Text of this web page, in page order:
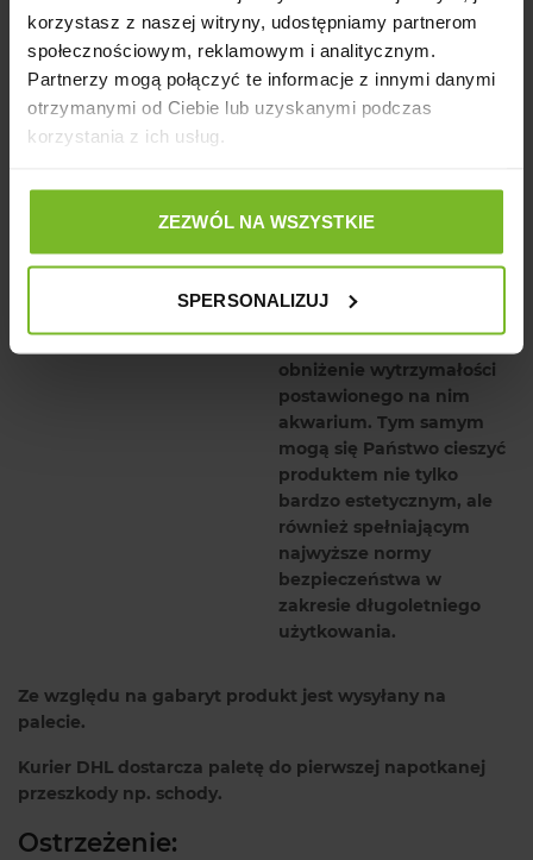
korzystasz z naszej witryny, udostępniamy partnerom
społecznościowym, reklamowym i analitycznym.
Partnerzy mogą połączyć te informacje z innymi danymi
otrzymanymi od Ciebie lub uzyskanymi podczas
korzystania z ich usług.
ZEZWÓL NA WSZYSTKIE
SPERSONALIZUJ
Ze względów estetycznych
szafka została
zaprojektowana tak, aby
idealnie zlicować front
zbiornika z zamkniętymi
to, stosowane przez nas z
powodzeniem od 2014
obniżenie wytrzymałości
postawionego na nim
akwarium. Tym samym
mogą się Państwo cieszyć
produktem nie tylko
bardzo estetycznym, ale
również spełniającym
najwyższe normy
bezpieczeństwa w
zakresie długoletniego
użytkowania.
Ze względu na gabaryt produkt jest wysyłany na
palecie.
Kurier DHL dostarcza paletę do pierwszej napotkanej
przeszkody np. schody.
Ostrzeżenie: